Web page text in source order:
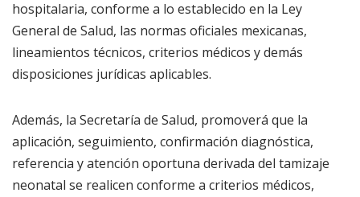
hospitalaria, conforme a lo establecido en la Ley
General de Salud, las normas oficiales mexicanas,
lineamientos técnicos, criterios médicos y demás
disposiciones jurídicas aplicables.
Además, la Secretaría de Salud, promoverá que la
aplicación, seguimiento, confirmación diagnóstica,
referencia y atención oportuna derivada del tamizaje
neonatal se realicen conforme a criterios médicos,